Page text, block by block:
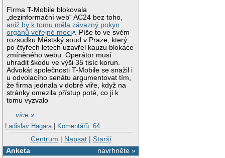
Firma T-Mobile blokovala
„dezinformační web“ AC24 bez toho,
aniž by k tomu měla závazný pokyn
orgánů veřejné moci . Píše to ve svém
rozsudku Městský soud v Praze, který
po čtyřech letech uzavřel kauzu blokace
zmíněného webu. Operátor musí
uhradit škodu ve výši 35 tisíc korun.
Advokát společnosti T-Mobile se snažil i
u odvolacího senátu argumentovat tím,
že firma jednala v dobré víře, když na
stránky omezila přístup poté, co ji k
tomu vyzvalo
…více »
Ladislav Hagara | Komentářů: 64
Centrum | Napsat| Starší
navrhněte »
Anketa